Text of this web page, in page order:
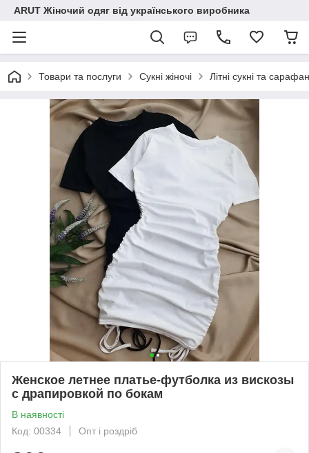
ARUT Жіночий одяг від українського виробника
Товари та послуги Сукні жіночі Літні сукні та
Женское летнее платье-футболка из вискозы
с драпировкой по бокам
В наявності
Код: 00334
Опт і роздріб